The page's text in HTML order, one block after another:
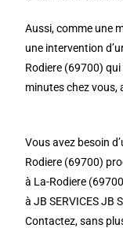
Aussi, comme une
une intervention
Rodiere (69700)
minutes chez
Vous avez besoin
Rodiere (69700)
à La-Rodiere
à JB SERVICES JB
Contactez, sans